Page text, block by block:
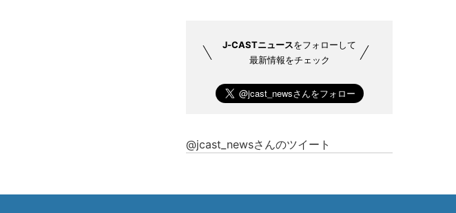
J-CASTニュースをフォローして
最新情報をチェック
@jcast_newsさんのツイート